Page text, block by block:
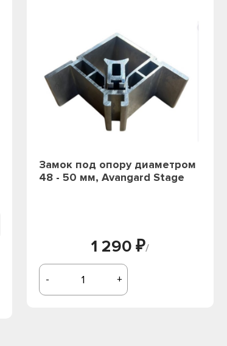
Замок под опору диаметром
48 - 50 мм, Avangard Stage
1 290 ₽/
- +